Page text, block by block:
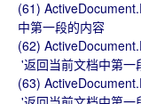
(61)
中第一段的内容
(62)
'返回当前文档中第一
(63)